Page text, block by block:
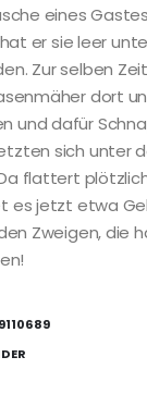
eines
er sie leer
Zur selben
dort
und dafür
sich unter
flattert
es jetzt etwa
Zweigen, die